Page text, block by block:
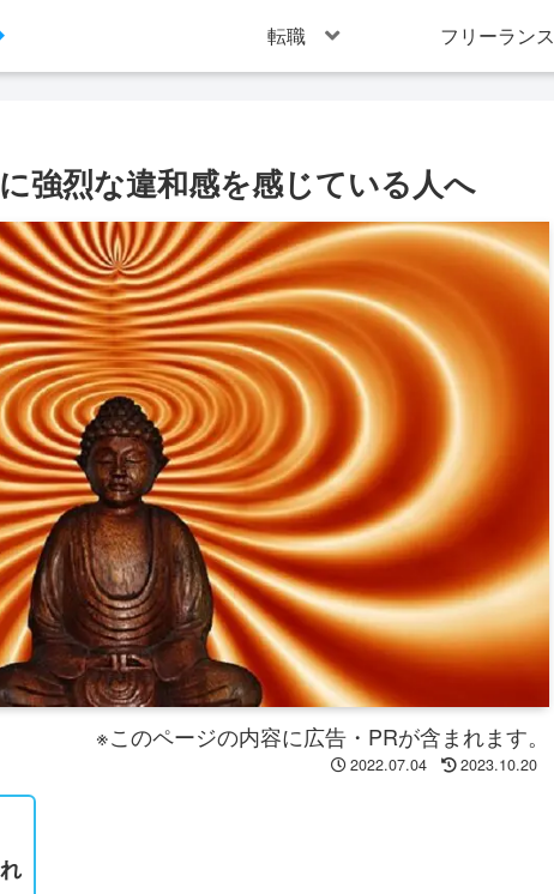
転職 フリーランス
強烈な違和感を感じている人へ
※このページの内容に広告・PRが含まれます。
2022.07.04 2023.10.20